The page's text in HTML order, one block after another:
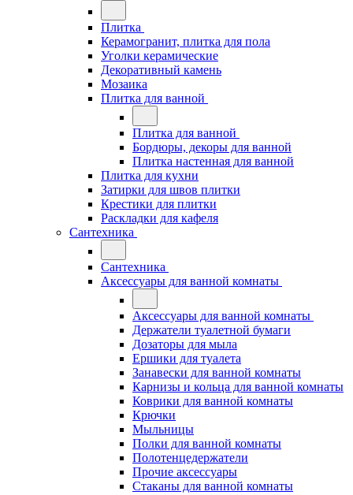
Плитка
Керамогранит, плитка для пола
Уголки керамические
Декоративный камень
Мозаика
Плитка для ванной
Плитка для ванной
Бордюры, декоры для ванной
Плитка настенная для ванной
Плитка для кухни
Затирки для швов плитки
Крестики для плитки
Раскладки для кафеля
Сантехника
Сантехника
Аксессуары для ванной комнаты
Аксессуары для ванной комнаты
Держатели туалетной бумаги
Дозаторы для мыла
Ершики для туалета
Занавески для ванной комнаты
Карнизы и кольца для ванной комнаты
Коврики для ванной комнаты
Крючки
Мыльницы
Полки для ванной комнаты
Полотенцедержатели
Прочие аксессуары
Стаканы для ванной комнаты